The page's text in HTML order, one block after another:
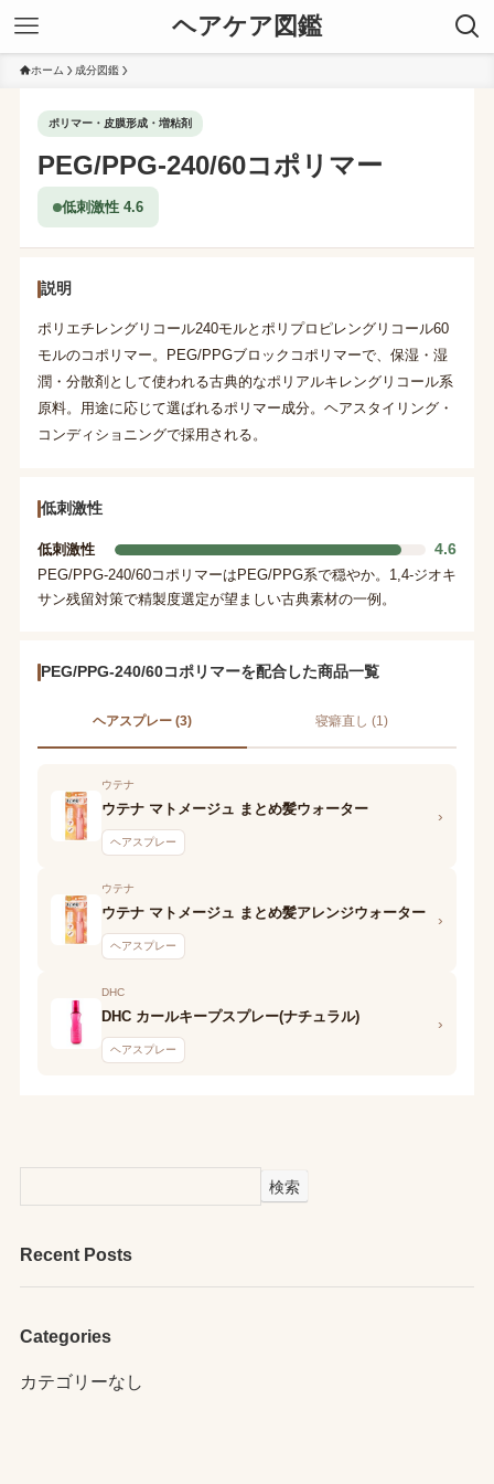
ヘアケア図鑑
ホーム 成分図鑑
ポリマー・皮膜形成・増粘剤
PEG/PPG-240/60コポリマー
低刺激性 4.6
説明
ポリエチレングリコール240モルとポリプロピレングリコール60
モルのコポリマー。PEG/PPGブロックコポリマーで、保湿・湿
潤・分散剤として使われる古典的なポリアルキレングリコール系
原料。用途に応じて選ばれるポリマー成分。ヘアスタイリング・
コンディショニングで採用される。
低刺激性
低刺激性 4.6
PEG/PPG-240/60コポリマーはPEG/PPG系で穏やか。1,4-ジオキ
サン残留対策で精製度選定が望ましい古典素材の一例。
PEG/PPG-240/60コポリマーを配合した商品一覧
ヘアスプレー (3) 寝癖直し (1)
ウテナ
ウテナ マトメージュ まとめ髪ウォーター
ヘアスプレー
›
ウテナ
ウテナ マトメージュ まとめ髪アレンジウォーター
ヘアスプレー
›
DHC
DHC カールキープスプレー(ナチュラル)
ヘアスプレー
›
検索
Recent Posts
Categories
カテゴリーなし